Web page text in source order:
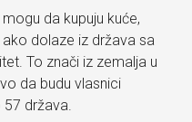
da kupuju kuće,
dolaze iz država sa
To znači iz zemalja u
da budu vlasnici
57 država.